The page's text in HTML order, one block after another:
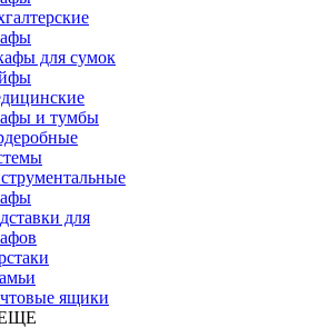
для сумок
и тумбы
для
ящики